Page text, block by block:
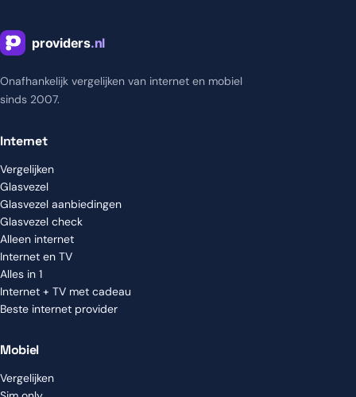
Onafhankelijk vergelijken van internet en mobiel
sinds 2007.
Internet
Vergelijken
Glasvezel
Glasvezel aanbiedingen
Glasvezel check
Alleen internet
Internet en TV
Alles in 1
Internet + TV met cadeau
Beste internet provider
Mobiel
Vergelijken